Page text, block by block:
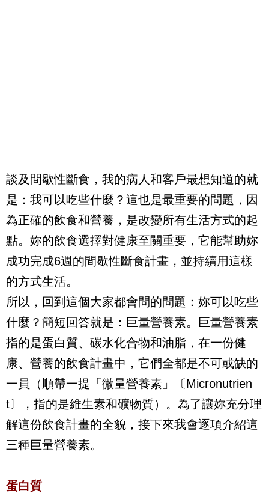
談及間歇性斷食，我的病人和客戶最想知道的就
是：我可以吃些什麼？這也是最重要的問題，因
為正確的飲食和營養，是改變所有生活方式的起
點。妳的飲食選擇對健康至關重要，它能幫助妳
成功完成6週的間歇性斷食計畫，並持續用這樣
的方式生活。
所以，回到這個大家都會問的問題：妳可以吃些
什麼？簡短回答就是：巨量營養素。巨量營養素
指的是蛋白質、碳水化合物和油脂，在一份健
康、營養的飲食計畫中，它們全都是不可或缺的
一員（順帶一提「微量營養素」〔Micronutrien
t〕，指的是維生素和礦物質）。為了讓妳充分理
解這份飲食計畫的全貌，接下來我會逐項介紹這
三種巨量營養素。
蛋白質